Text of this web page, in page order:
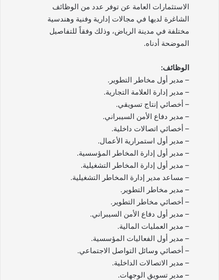
الاستثمارات العامة عن توفر عدد من الوظائف
الشاغرة لديها في مجالات إدارية وفنية وهندسية
مختلفة في مدينة الرياض، وذلك وفقاً للتفاصيل
الموضحة أدناه.
الوظائف:
– مدير أول مخاطر التطوير.
– مدير إدارة العلامة التجارية.
– أخصائي إنتاج تسويقي.
– مدير دفاع الأمن السيبراني.
– أخصائي اتصالات داخلية.
– مدير أول استمرارية الأعمال.
– مدير أول إدارة المخاطر المؤسسية.
– مدير أول إدارة المخاطر التشغيلية.
– مساعد مدير إدارة المخاطر التشغيلية.
– مدير مخاطر التطوير.
– أخصائي مخاطر التطوير.
– مدير أول دفاع الأمن السيبراني.
– مدير العمليات المالية.
– مدير أول الفعاليات المؤسسية.
– أخصائي وسائل التواصل الاجتماعي.
– مدير الاتصالات الداخلية.
– مدير تسويق الوجهات.